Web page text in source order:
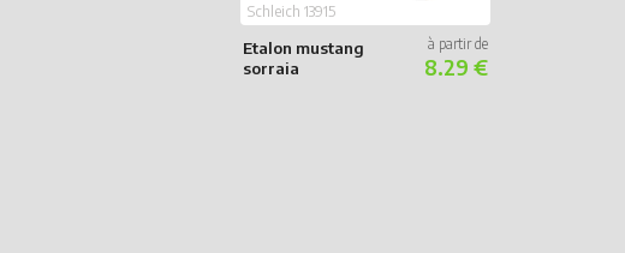
Etalon mustang
sorraia
Schleich 13915
8.29 €